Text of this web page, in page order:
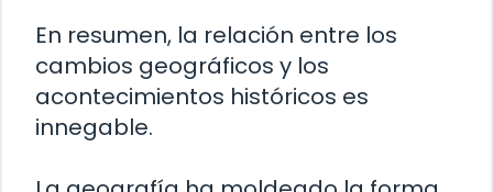
En resumen, la relación entre los
cambios geográficos y los
acontecimientos históricos es
innegable.